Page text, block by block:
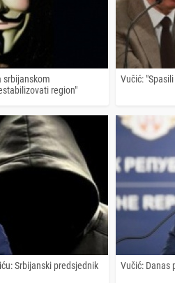
srbijanskom
region"
Vučić:
Srbijanski predsjednik
Vučić: Danas